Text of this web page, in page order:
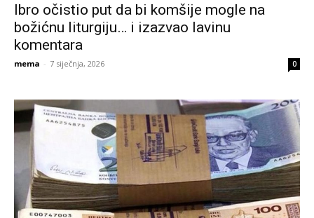
Ibro očistio put da bi komšije mogle na
božićnu liturgiju… i izazvao lavinu
komentara
mema - 7 siječnja, 2026 0